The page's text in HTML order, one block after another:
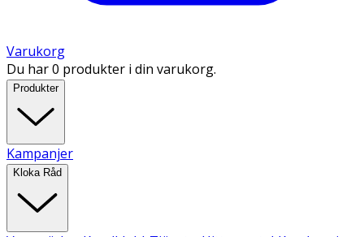
Varukorg
Du har 0 produkter i din varukorg.
Produkter
Kampanjer
Kloka Råd